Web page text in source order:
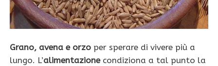
Grano, avena e orzo per sperare di vivere più a
lungo. L’alimentazionecondiziona a tal punto la